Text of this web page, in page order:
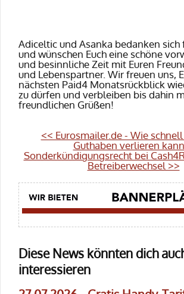
Adiceltic und Asanka bedanken sich
und wünschen Euch eine schöne
und besinnliche Zeit mit Euren
und Lebenspartner. Wir freuen uns,
nächsten Paid4 Monatsrückblick
zu dürfen und verbleiben bis dahin
freundlichen Grüßen!
<< Eurosmailer.de - Wie
Guthaben verlieren
Sonderkündigungsrecht bei
Betreiberwechsel >>
Diese News könnten dich
interessieren